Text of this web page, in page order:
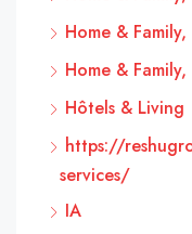
Home &
Home &
Hôtels & Living
https://
services/
IA